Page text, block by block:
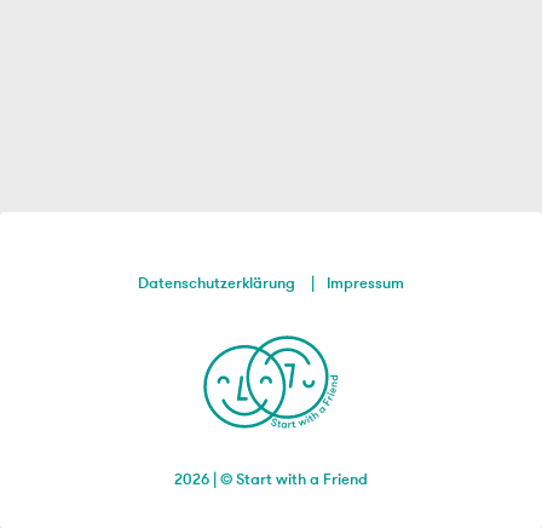
2026 | © Start with a Friend
Datenschutzerklärung Impressum